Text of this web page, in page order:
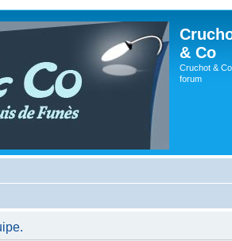
& Co
Cruchot &
forum